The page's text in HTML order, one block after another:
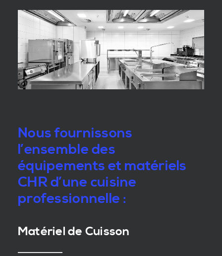
Nous fournissons
l’ensemble des
équipements et matériels
CHR d’une cuisine
professionnelle :
Matériel de Cuisson